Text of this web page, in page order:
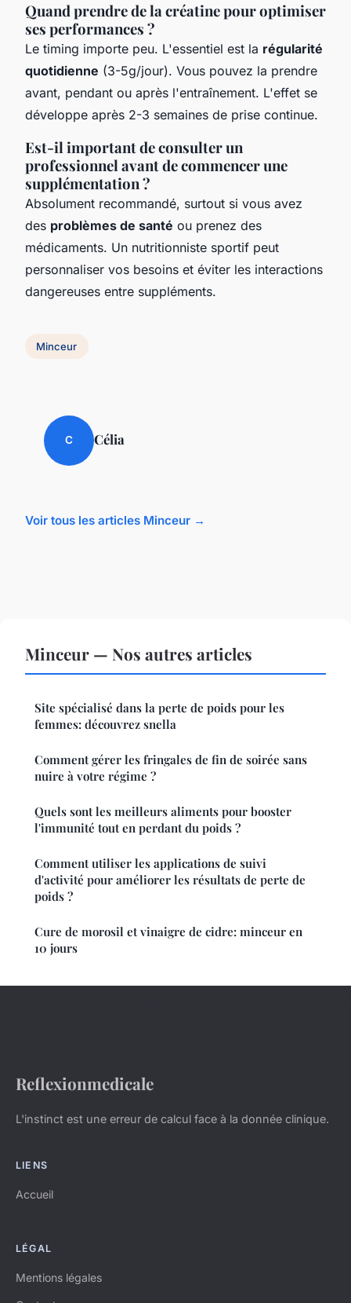
Quand prendre de la créatine pour optimiser
ses performances ?
Le timing importe peu. L'essentiel est la régularité
quotidienne (3-5g/jour). Vous pouvez la prendre
avant, pendant ou après l'entraînement. L'effet se
développe après 2-3 semaines de prise continue.
Est-il important de consulter un
professionnel avant de commencer une
supplémentation ?
Absolument recommandé, surtout si vous avez
des problèmes de santé ou prenez des
médicaments. Un nutritionniste sportif peut
personnaliser vos besoins et éviter les interactions
dangereuses entre suppléments.
Minceur
C Célia
Voir tous les articles Minceur →
Minceur — Nos autres articles
Site spécialisé dans la perte de poids pour les
femmes: découvrez snella
Comment gérer les fringales de fin de soirée sans
nuire à votre régime ?
Quels sont les meilleurs aliments pour booster
l'immunité tout en perdant du poids ?
Comment utiliser les applications de suivi
d'activité pour améliorer les résultats de perte de
poids ?
Cure de morosil et vinaigre de cidre: minceur en
10 jours
Reflexionmedicale
L'instinct est une erreur de calcul face à la donnée clinique.
LIENS
Accueil
LÉGAL
Mentions légales